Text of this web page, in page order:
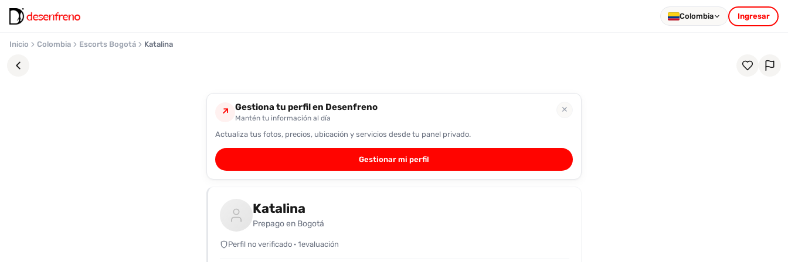
Colombia Ingresar
Inicio Colombia Escorts Bogotá Katalina
↗ Gestiona tu perfil en Desenfreno
Mantén tu información al día
✕
Actualiza tus fotos, precios, ubicación y servicios desde tu panel privado.
Gestionar mi perfil
Katalina
Prepago en Bogotá
Perfil no verificado · 1evaluación